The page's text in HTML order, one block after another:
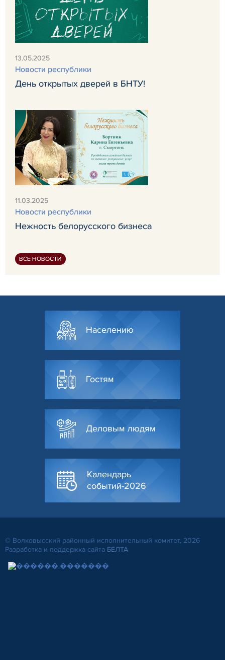
13.05.2025
Новости республики
День открытых дверей в БНТУ!
11.03.2025
Новости республики
Нежность белорусского бизнеса
ВСЕ НОВОСТИ
Населению
Гостям
Деловым людям
Календарь
событий-2026
© Волковысский районный исполнительный комитет, 2026
Разработка и поддержка сайта БЕЛТА